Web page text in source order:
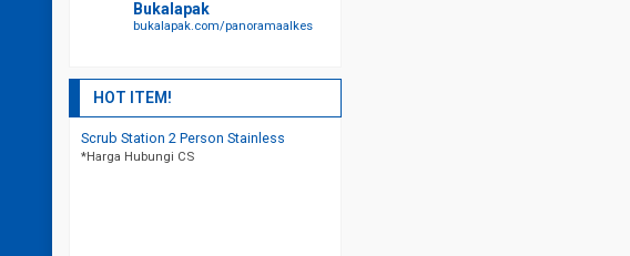
Bukalapak
bukalapak.com/panoramaalkes
HOT ITEM!
Stainless
Bed Partus / Verlos Bed Ranjang
Persalinan